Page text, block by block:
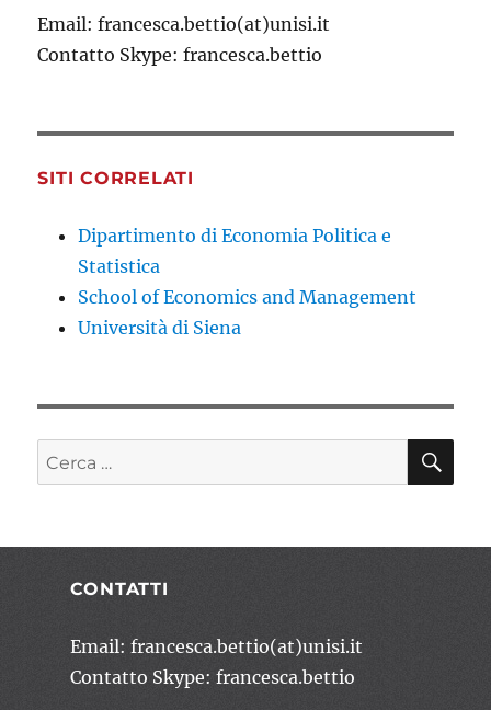
Email: francesca.bettio(at)unisi.it
Contatto Skype: francesca.bettio
SITI CORRELATI
Dipartimento di Economia Politica e
Statistica
School of Economics and Management
Università di Siena
Cerca:
CONTATTI
Email: francesca.bettio(at)unisi.it
Contatto Skype: francesca.bettio